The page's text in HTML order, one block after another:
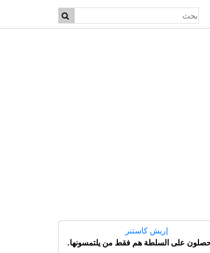
إريش كاستنر
على السلطة هم فقط من يلتمسونها.